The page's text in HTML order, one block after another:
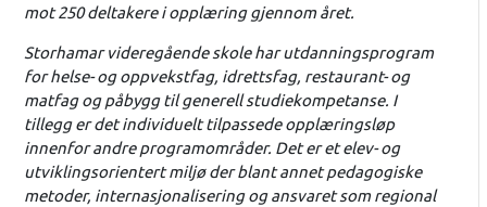
mot 250 deltakere i opplæring gjennom året.
Storhamar videregående skole har utdanningsprogram
for helse- og oppvekstfag, idrettsfag, restaurant- og
matfag og påbygg til generell studiekompetanse. I
tillegg er det individuelt tilpassede opplæringsløp
innenfor andre programområder. Det er et elev- og
utviklingsorientert miljø der blant annet pedagogiske
metoder, internasjonalisering og ansvaret som regional